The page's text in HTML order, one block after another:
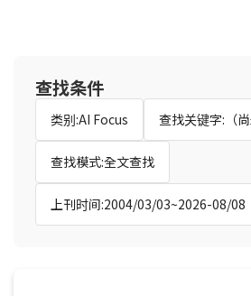
查找条件
类别:AI Focus 查找关键字:（尚
查找模式:全文查找
上刊时间:2004/03/03~2026-08/08